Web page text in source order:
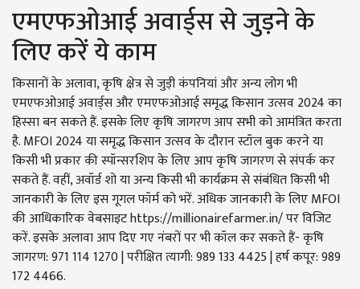
एमएफओआई अवार्ड्स से जुड़ने के
लिए करें ये काम
किसानों के अलावा, कृषि क्षेत्र से जुड़ी कंपनियां और अन्य लोग भी
एमएफओआई अवार्ड्स और एमएफओआई समृद्ध किसान उत्सव 2024 का
हिस्सा बन सकते हैं. इसके लिए कृषि जागरण आप सभी को आमंत्रित करता
है. MFOI 2024 या समृद्ध किसान उत्सव के दौरान स्टॉल बुक करने या
किसी भी प्रकार की स्पॉन्सरशिप के लिए आप कृषि जागरण से संपर्क कर
सकते हैं. वहीं, अवॉर्ड शो या अन्य किसी भी कार्यक्रम से संबंधित किसी भी
जानकारी के लिए इस गूगल फॉर्म को भरें. अधिक जानकारी के लिए MFOI
की आधिकारिक वेबसाइट https://millionairefarmer.in/ पर विजिट
करें. इसके अलावा आप दिए गए नंबरों पर भी कॉल कर सकते हैं- कृषि
जागरण: 971 114 1270 | परीक्षित त्यागी: 989 133 4425 | हर्ष कपूर: 989
172 4466.